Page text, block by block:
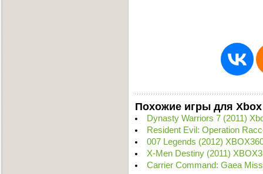
Похожие игры для Xbox
Dynasty Warriors 7 (2011)
Resident Evil: Operation
007 Legends (2012)
X-Men Destiny (2011)
Carrier Command: Gaea